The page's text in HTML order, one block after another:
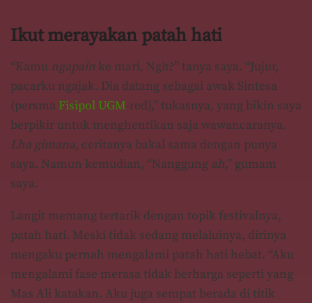
Ikut merayakan patah hati
“Kamu ngapain ke mari, Ngit?” tanya saya. “Jujur,
pacarku ngajak. Dia datang sebagai awak Sintesa
(persma Fisipol UGM-red),” tukasnya, yang bikin saya
berpikir untuk menghentikan saja wawancaranya.
Lha gimana, ceritanya bakal sama dengan punya
saya. Namun kemudian, “Nanggung ah,” gumam
saya.
Langit memang tertarik dengan topik festivalnya,
patah hati. Meski tidak sedang melaluinya, dirinya
mengaku pernah mengalami patah hati hebat. “Aku
mengalami fase merasa tidak berharga seperti yang
Mas Ali katakan. Aku juga sempat berada di titik